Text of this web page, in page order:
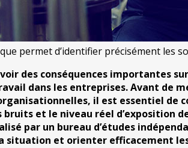
permet d’identifier précisément les
des conséquences importantes
dans les entreprises. Avant de
il est essentiel de
bruits et le niveau réel d’exposition
par un bureau d’études
situation et orienter efficacement